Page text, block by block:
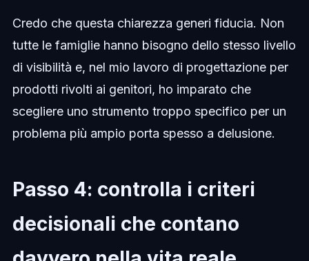
Credo che questa chiarezza generi fiducia. Non
tutte le famiglie hanno bisogno dello stesso livello
di visibilità e, nel mio lavoro di progettazione per
prodotti rivolti ai genitori, ho imparato che
scegliere uno strumento troppo specifico per un
problema più ampio porta spesso a delusione.
Passo 4: controlla i criteri
decisionali che contano